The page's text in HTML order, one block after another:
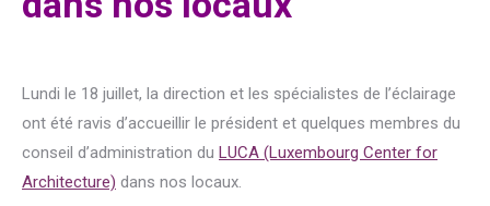
Lundi le 18 juillet, la direction et les spécialistes de l’éclairage
ont été ravis d’accueillir le président et quelques membres du
conseil d’administration du LUCA (Luxembourg Center for
Architecture) dans nos locaux.